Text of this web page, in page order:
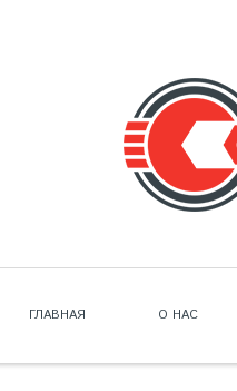
ГЛАВНАЯ О НАС